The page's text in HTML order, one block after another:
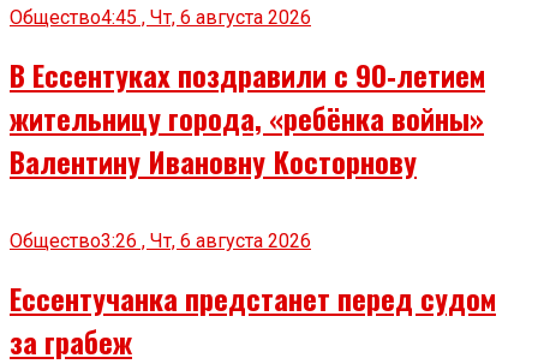
Общество4:45 , Чт, 6 августа 2026
В Ессентуках поздравили с 90‑летием
жительницу города, «ребёнка войны»
Валентину Ивановну Косторнову
Общество3:26 , Чт, 6 августа 2026
Ессентучанка предстанет перед судом
за грабеж